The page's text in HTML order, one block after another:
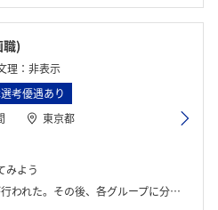
職)
理：非表示
考優遇あり
東京都
みよう
行う。その後、全体で発表する時間があり、実際に制作を担当されている社員の方からフィードバックを頂く。最後には近くのお店で懇親会が開催された。